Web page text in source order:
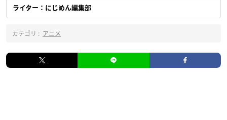
ライター：にじめん編集部
カテゴリ : アニメ